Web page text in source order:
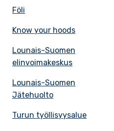
Föli
Know your hoods
Lounais-Suomen
elinvoimakeskus
Lounais-Suomen
Jätehuolto
Turun työllisyysalue